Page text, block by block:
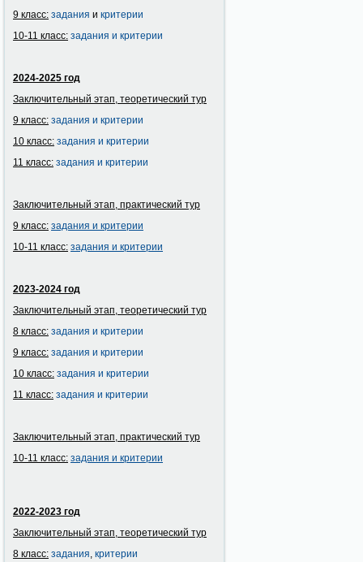
9 класс: задания и критерии
10-11 класс: задания и критерии
2024-2025 год
Заключительный этап, теоретический тур
9 класс: задания и критерии
10 класс: задания и критерии
11 класс: задания и критерии
Заключительный этап, практический тур
9 класс: задания и критерии
10-11 класс: задания и критерии
2023-2024 год
Заключительный этап, теоретический тур
8 класс: задания и критерии
9 класс: задания и критерии
10 класс: задания и критерии
11 класс: задания и критерии
Заключительный этап, практический тур
10-11 класс: задания и критерии
2022-2023 год
Заключительный этап, теоретический тур
8 класс: задания, критерии